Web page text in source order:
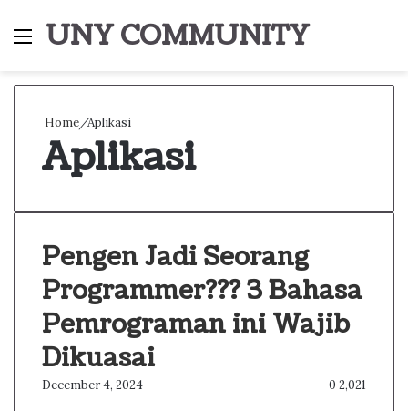
Menu
UNY COMMUNITY
Home/Aplikasi
Aplikasi
Pengen Jadi Seorang
Programmer??? 3 Bahasa
Pemrograman ini Wajib
Dikuasai
December 4, 2024 0 2,021